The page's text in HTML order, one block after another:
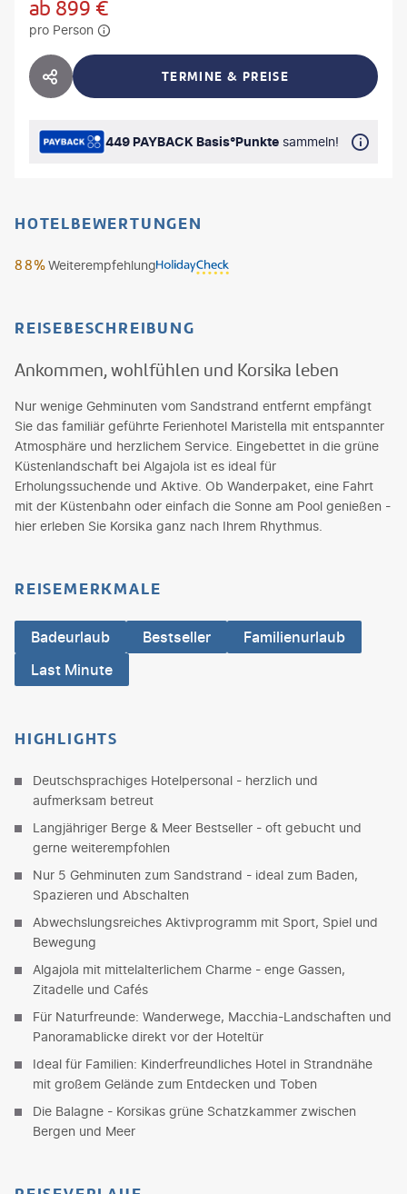
ab 899 €
pro Person
HOTEL TEILEN TERMINE & PREISE
449 PAYBACK Basis°Punkte sammeln!
HOTELBEWERTUNGEN
Weiterempfehlung
88%
REISEBESCHREIBUNG
Ankommen, wohlfühlen und Korsika leben
Nur wenige Gehminuten vom Sandstrand entfernt empfängt
Sie das familiär geführte Ferienhotel Maristella mit entspannter
Atmosphäre und herzlichem Service. Eingebettet in die grüne
Küstenlandschaft bei Algajola ist es ideal für
Erholungssuchende und Aktive. Ob Wanderpaket, eine Fahrt
mit der Küstenbahn oder einfach die Sonne am Pool genießen -
hier erleben Sie Korsika ganz nach Ihrem Rhythmus.
REISEMERKMALE
Badeurlaub Bestseller
Familienurlaub
Last Minute
HIGHLIGHTS
Deutschsprachiges Hotelpersonal - herzlich und
aufmerksam betreut
Langjähriger Berge & Meer Bestseller - oft gebucht und
gerne weiterempfohlen
Nur 5 Gehminuten zum Sandstrand - ideal zum Baden,
Spazieren und Abschalten
Abwechslungsreiches Aktivprogramm mit Sport, Spiel und
Bewegung
Algajola mit mittelalterlichem Charme - enge Gassen,
Zitadelle und Cafés
Für Naturfreunde: Wanderwege, Macchia-Landschaften und
Panoramablicke direkt vor der Hoteltür
Ideal für Familien: Kinderfreundliches Hotel in Strandnähe
mit großem Gelände zum Entdecken und Toben
Die Balagne - Korsikas grüne Schatzkammer zwischen
Bergen und Meer